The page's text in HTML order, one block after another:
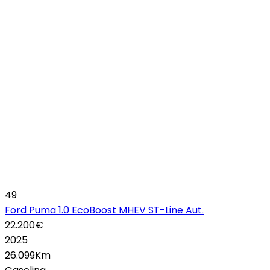
49
Ford Puma 1.0 EcoBoost MHEV ST-Line Aut.
22.200€
2025
26.099Km